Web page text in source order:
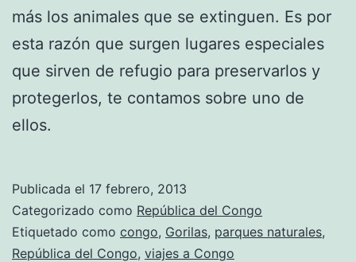
más los animales que se extinguen. Es por
esta razón que surgen lugares especiales
que sirven de refugio para preservarlos y
protegerlos, te contamos sobre uno de
ellos.
Publicada el 17 febrero, 2013
Categorizado como República del Congo
Etiquetado como congo, Gorilas, parques naturales,
República del Congo, viajes a Congo